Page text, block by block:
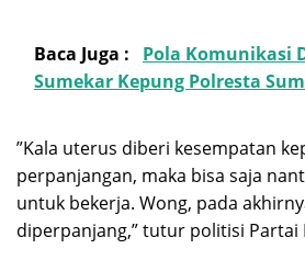
Baca Juga :
Pola Komunikasi
Sumekar Kepung Polresta
”Kala uterus diberi kesempatan
perpanjangan, maka bisa saja
untuk bekerja. Wong, pada
diperpanjang,” tutur politisi Partai